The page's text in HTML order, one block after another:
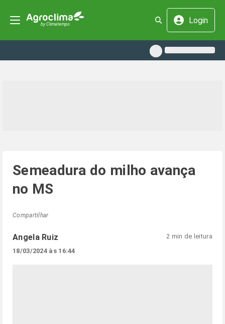
Login
Semeadura do milho avança
no MS
Compartilhar
Angela Ruiz
18/03/2024 às 16:44
2 min de leitura